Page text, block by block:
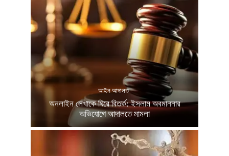
আইন আদালত
অনলাইন লেখাকে ঘিরে বিতর্ক: ইসলাম অবমাননার
অভিযোগে আদালতে মামলা